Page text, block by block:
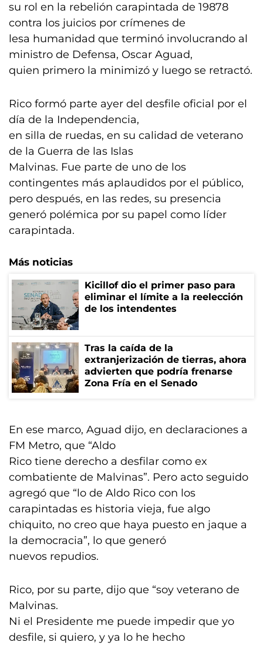
su rol en la rebelión carapintada de 19878
contra los juicios por crímenes de
lesa humanidad que terminó involucrando al
ministro de Defensa, Oscar Aguad,
quien primero la minimizó y luego se retractó.
Rico formó parte ayer del desfile oficial por el
día de la Independencia,
en silla de ruedas, en su calidad de veterano
de la Guerra de las Islas
Malvinas. Fue parte de uno de los
contingentes más aplaudidos por el público,
pero después, en las redes, su presencia
generó polémica por su papel como líder
carapintada.
Más noticias
Kicillof dio el primer paso para
eliminar el límite a la reelección
de los intendentes
Tras la caída de la
extranjerización de tierras, ahora
advierten que podría frenarse
Zona Fría en el Senado
En ese marco, Aguad dijo, en declaraciones a
FM Metro, que “Aldo
Rico tiene derecho a desfilar como ex
combatiente de Malvinas”. Pero acto seguido
agregó que “lo de Aldo Rico con los
carapintadas es historia vieja, fue algo
chiquito, no creo que haya puesto en jaque a
la democracia”, lo que generó
nuevos repudios.
Rico, por su parte, dijo que “soy veterano de
Malvinas.
Ni el Presidente me puede impedir que yo
desfile, si quiero, y ya lo he hecho